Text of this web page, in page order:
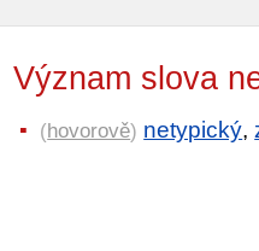
Význam slova
(hovorově) netypický,